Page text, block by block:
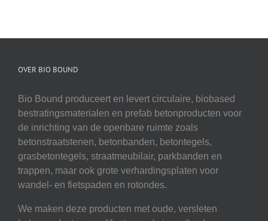
OVER BIO BOUND
Bio Bound produceert en levert circulaire, biobased
bestratingsmaterialen en prefab betonproducten voor
de inrichting van de openbare ruimte zoals
betonstraatstenen, betonbanden, betontegels,
grasbetontegels, straatmeubilair, parkbanden en
trappen, maar ook grote verhardingsplaten voor
wandel- en fietspaden en rotondes.
We maken deze producten met oude, versleten